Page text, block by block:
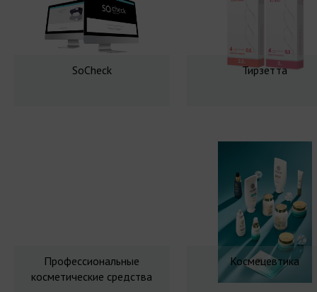
SoCheck Тирзетта
Профессиональные
косметические средства
Космецевтика